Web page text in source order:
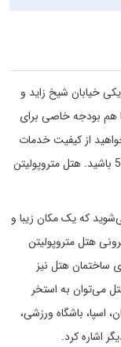
خیابان شیخ زاید و
اگر شما هم بودجه‌ خاصی برای
از کیفیت خدمات
هتل کم کنید، باید به دنبال یک هتل 4 ستاره در حد 5 باشید. هتل متروپولیتن
که یک مکان زیبا و
هتل متروپولیتن
ساختمان هتل نیز
می‌توان به استخر
اسپا، باشگاه ورزشی،
اشاره کرد.